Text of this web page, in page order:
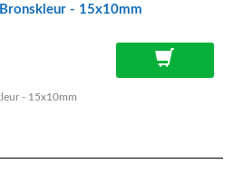
- 15x10mm
- 15x10mm